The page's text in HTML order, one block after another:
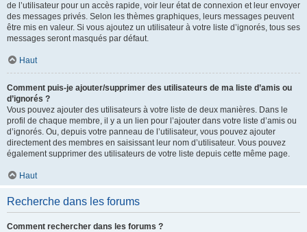
de l’utilisateur pour un accès rapide, voir leur état de connexion et leur envoyer
des messages privés. Selon les thèmes graphiques, leurs messages peuvent
être mis en valeur. Si vous ajoutez un utilisateur à votre liste d’ignorés, tous ses
messages seront masqués par défaut.
Haut
Comment puis-je ajouter/supprimer des utilisateurs de ma liste d’amis ou
d’ignorés ?
Vous pouvez ajouter des utilisateurs à votre liste de deux manières. Dans le
profil de chaque membre, il y a un lien pour l’ajouter dans votre liste d’amis ou
d’ignorés. Ou, depuis votre panneau de l’utilisateur, vous pouvez ajouter
directement des membres en saisissant leur nom d’utilisateur. Vous pouvez
également supprimer des utilisateurs de votre liste depuis cette même page.
Haut
Recherche dans les forums
Comment rechercher dans les forums ?